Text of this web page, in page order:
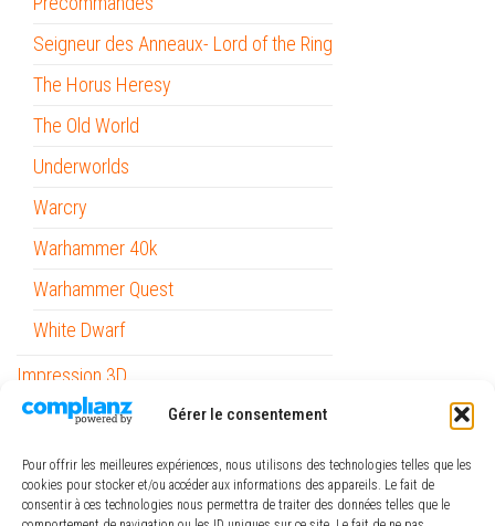
Gérer le consentement
Pour offrir les meilleures expériences, nous utilisons des technologies telles que les
cookies pour stocker et/ou accéder aux informations des appareils. Le fait de
consentir à ces technologies nous permettra de traiter des données telles que le
Seigneur des Anneaux- Lord of the Ring
The Horus Heresy
The Old World
Underworlds
Warcry
Warhammer 40k
Warhammer Quest
White Dwarf
Impression 3D
Informatique
Mobilité
Outils